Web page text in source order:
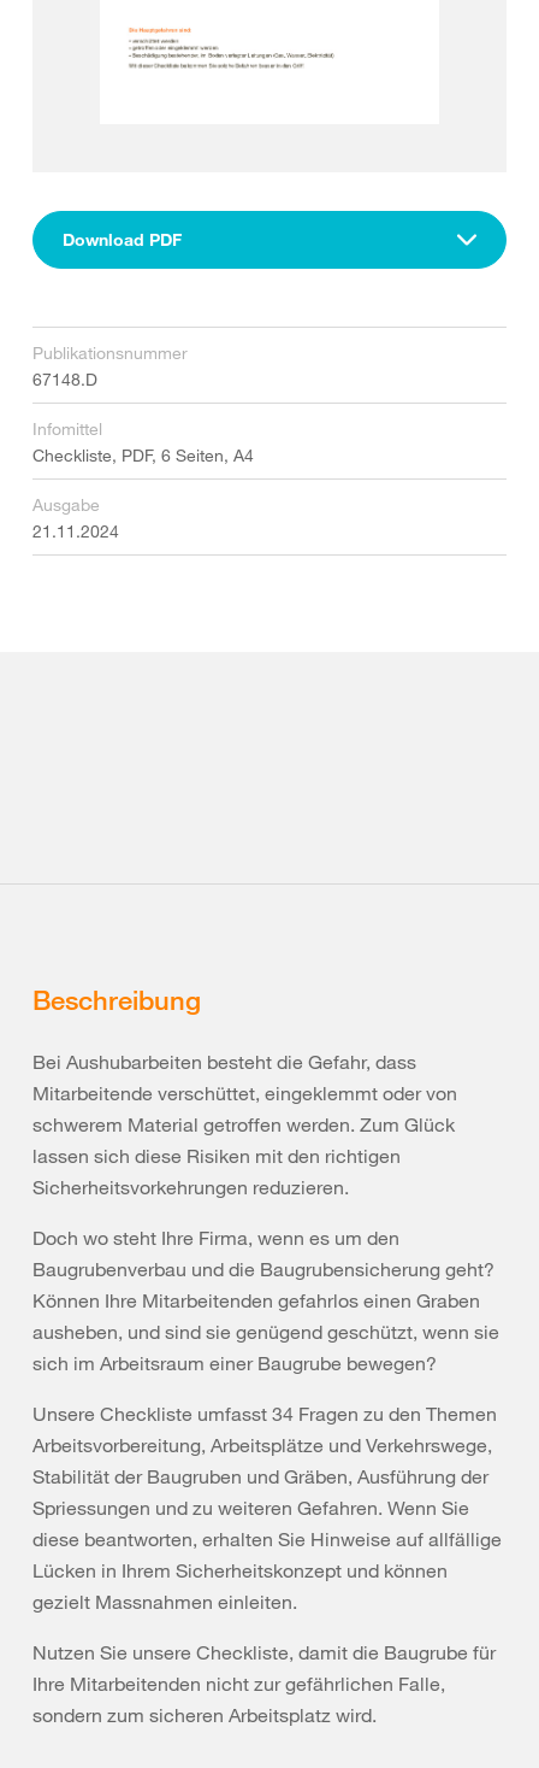
Download PDF
Publikationsnummer
67148.D
Infomittel
Checkliste, PDF, 6 Seiten, A4
Ausgabe
21.11.2024
Beschreibung
Bei Aushubarbeiten besteht die Gefahr, dass
Mitarbeitende verschüttet, eingeklemmt oder von
schwerem Material getroffen werden. Zum Glück
lassen sich diese Risiken mit den richtigen
Sicherheitsvorkehrungen reduzieren.
Doch wo steht Ihre Firma, wenn es um den
Baugrubenverbau und die Baugrubensicherung geht?
Können Ihre Mitarbeitenden gefahrlos einen Graben
ausheben, und sind sie genügend geschützt, wenn sie
sich im Arbeitsraum einer Baugrube bewegen?
Unsere Checkliste umfasst 34 Fragen zu den Themen
Arbeitsvorbereitung, Arbeitsplätze und Verkehrswege,
Stabilität der Baugruben und Gräben, Ausführung der
Spriessungen und zu weiteren Gefahren. Wenn Sie
diese beantworten, erhalten Sie Hinweise auf allfällige
Lücken in Ihrem Sicherheitskonzept und können
gezielt Massnahmen einleiten.
Nutzen Sie unsere Checkliste, damit die Baugrube für
Ihre Mitarbeitenden nicht zur gefährlichen Falle,
sondern zum sicheren Arbeitsplatz wird.